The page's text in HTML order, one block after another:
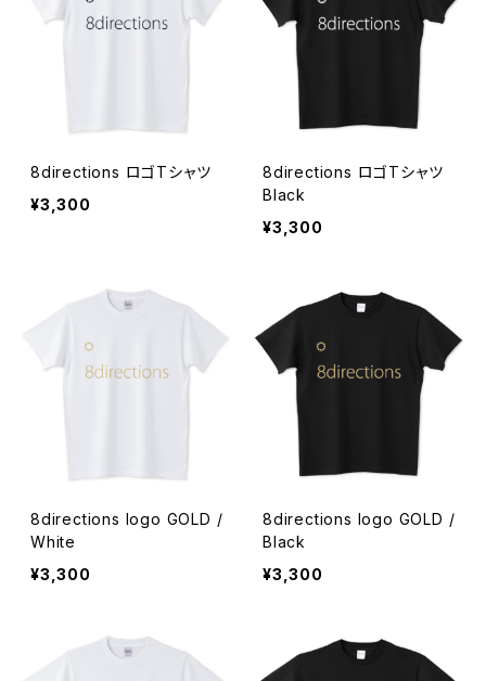
8directions ロゴTシャツ
¥3,300
8directions ロゴTシャツ
Black
¥3,300
8directions logo GOLD /
White
¥3,300
8directions logo GOLD /
Black
¥3,300